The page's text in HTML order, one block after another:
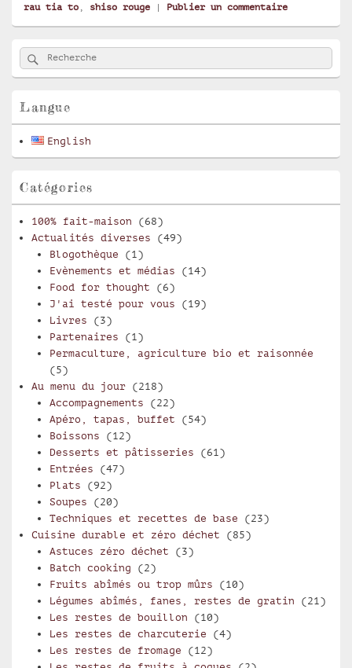
rau tia to , shiso rouge | Publier un commentaire
Zone
principale
de
pour
latérale
Recherche :
Rechercher
Langue
English
Catégories
100% fait-maison (68)
Actualités diverses (49)
Blogothèque (1)
Evènements et médias (14)
Food for thought (6)
J'ai testé pour vous (19)
Livres (3)
Partenaires (1)
Permaculture, agriculture bio et raisonnée
(5)
Au menu du jour (218)
Accompagnements (22)
Apéro, tapas, buffet (54)
Boissons (12)
Desserts et pâtisseries (61)
Entrées (47)
Plats (92)
Soupes (20)
Techniques et recettes de base (23)
Cuisine durable et zéro déchet (85)
Astuces zéro déchet (3)
Batch cooking (2)
Fruits abîmés ou trop mûrs (10)
Légumes abîmés, fanes, restes de gratin (21)
Les restes de bouillon (10)
Les restes de charcuterie (4)
Les restes de fromage (12)